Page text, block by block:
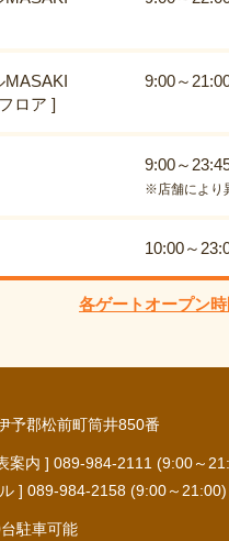
MASAKI
ロア ]
9:00～
9:00～
※店舗により
10:00～
各ゲートオープン
郡松前町筒井850番
案内 ] 089-984-2111 (9:00～
] 089-984-2158 (9:00～21:00)
駐車可能